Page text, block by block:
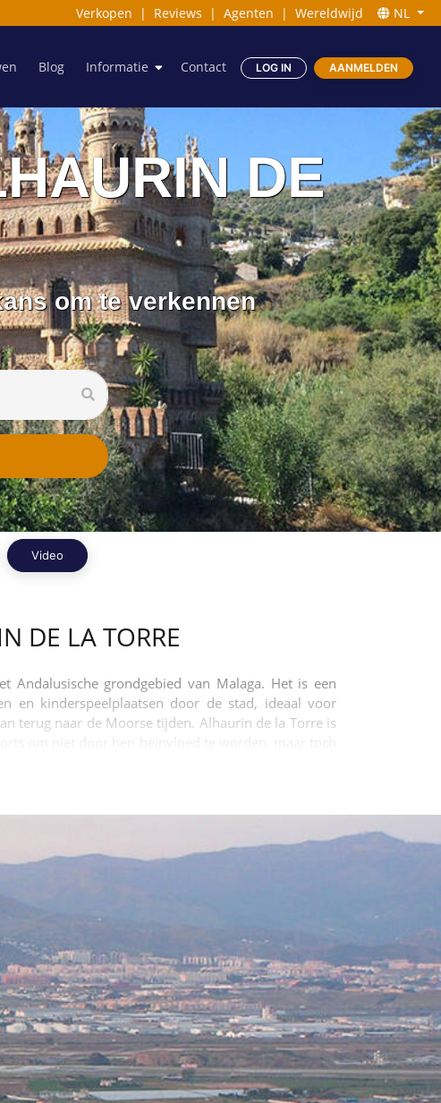
Verkopen | Reviews | Agenten | Wereldwijd NL
Blog Informatie Contact LOG IN AANMELDEN
DE
om te verkennen
Video
DE LA TORRE
grondgebied van Malaga. Het is een
en kinderspeelplaatsen door de stad, ideaal voor
terug naar de Moorse tijden. Alhaurin de la Torre is